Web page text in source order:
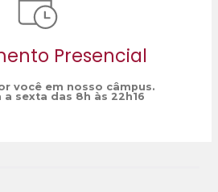
Presencial
você em nosso câmpus.
a sexta das 8h às 22h16